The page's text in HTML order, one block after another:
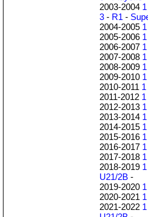
2003-2004 1
3 - R1 -
2004-2005 1
2005-2006 1
2006-2007 1
2007-2008 1
2008-2009 1
2009-2010 1
2010-2011 1
2011-2012 1
2012-2013 1
2013-2014 1
2014-2015 1
2015-2016 1
2016-2017 1
2017-2018 1
2018-2019 1
U21/2B -
2019-2020 1
2020-2021 1
2021-2022 1